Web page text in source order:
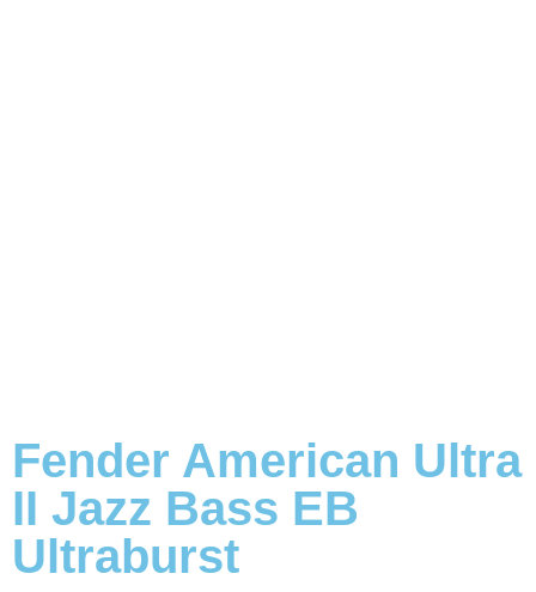
Fender American Ultra
II Jazz Bass EB
Ultraburst